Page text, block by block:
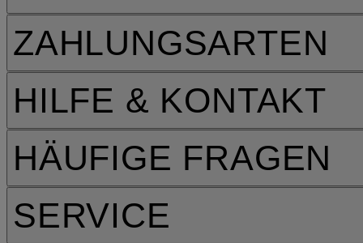
HILFE & KONTAKT
HÄUFIGE FRAGEN
SERVICE
ZAHLUNGSARTEN